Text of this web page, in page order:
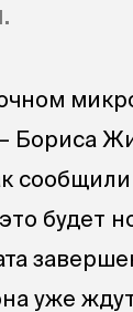
Бориса
будет
уже